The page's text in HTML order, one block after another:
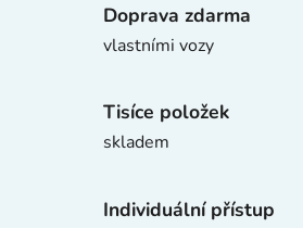
Doprava zdarma
vlastními vozy
Tisíce položek
skladem
Individuální přístup